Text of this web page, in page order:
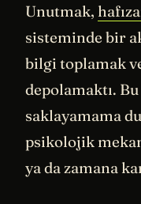
Unutmak,
sisteminde bir
bilgi toplamak
depolamaktı.
saklayamama
psikolojik
ya da zamana